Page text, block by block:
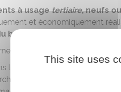
à usagetertiaire, neufs
et économiquement
bâtiment
les bâtiments qui remplissent
lesquels sont exercées des
y compris ceux
This site uses